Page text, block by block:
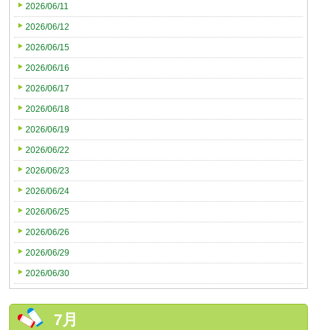
2026/06/11
2026/06/12
2026/06/15
2026/06/16
2026/06/17
2026/06/18
2026/06/19
2026/06/22
2026/06/23
2026/06/24
2026/06/25
2026/06/26
2026/06/29
2026/06/30
7月